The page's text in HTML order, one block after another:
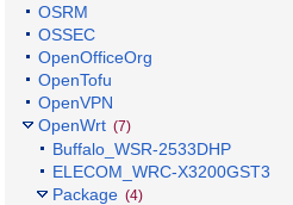
OSRM
OSSEC
OpenOfficeOrg
OpenTofu
OpenVPN
OpenWrt (7)
Buffalo_WSR-2533DHP
ELECOM_WRC-X3200GST3
Package (4)